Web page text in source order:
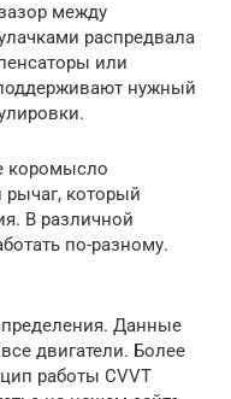
между
распредвала
или
нужный
коромысло
рычаг, который
В различной
по-разному.
Данные
двигатели. Более
работы CVVT